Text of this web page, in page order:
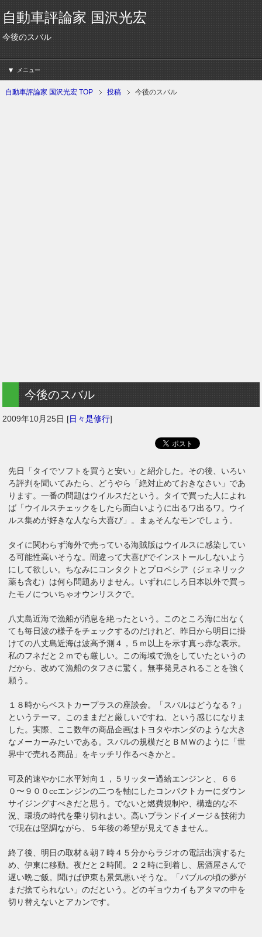
自動車評論家 国沢光宏
今後のスバル
メニュー
自動車評論家 国沢光宏 TOP 投稿 今後のスバル
今後のスバル
2009年10月25日 [日々是修行]
先日「タイでソフトを買うと安い」と紹介した。その後、いろい
ろ評判を聞いてみたら、どうやら「絶対止めておきなさい」であ
ります。一番の問題はウイルスだという。タイで買った人によれ
ば「ウイルスチェックをしたら面白いように出るワ出るワ。ウイ
ルス集めが好きな人なら大喜び」。まぁそんなモンでしょう。
タイに関わらず海外で売っている海賊版はウイルスに感染してい
る可能性高いそうな。間違って大喜びでインストールしないよう
にして欲しい。ちなみにコンタクトとプロペシア（ジェネリック
薬も含む）は何ら問題ありません。いずれにしろ日本以外で買っ
たモノについちゃオウンリスクで。
八丈島近海で漁船が消息を絶ったという。このところ海に出なく
ても毎日波の様子をチェックするのだけれど、昨日から明日に掛
けての八丈島近海は波高予測４，５ｍ以上を示す真っ赤な表示。
私のフネだと２ｍでも厳しい。この海域で漁をしていたというの
だから、改めて漁船のタフさに驚く。無事発見されることを強く
願う。
１８時からベストカープラスの座談会。「スバルはどうなる？」
というテーマ。このままだと厳しいですね、という感じになりま
した。実際、ここ数年の商品企画はトヨタやホンダのような大き
なメーカーみたいである。スバルの規模だとＢＭＷのように「世
界中で売れる商品」をキッチリ作るべきかと。
可及的速やかに水平対向１，５リッター過給エンジンと、６６
０〜９００ccエンジンの二つを軸にしたコンパクトカーにダウン
サイジングすべきだと思う。でないと燃費規制や、構造的な不
況、環境の時代を乗り切れまい。高いブランドイメージ＆技術力
で現在は堅調ながら、５年後の希望が見えてきません。
終了後、明日の取材＆朝７時４５分からラジオの電話出演するた
め、伊東に移動。夜だと２時間。２２時に到着し、居酒屋さんで
遅い晩ご飯。聞けば伊東も景気悪いそうな。「バブルの頃の夢が
まだ捨てられない」のだという。どのギョウカイもアタマの中を
切り替えないとアカンです。